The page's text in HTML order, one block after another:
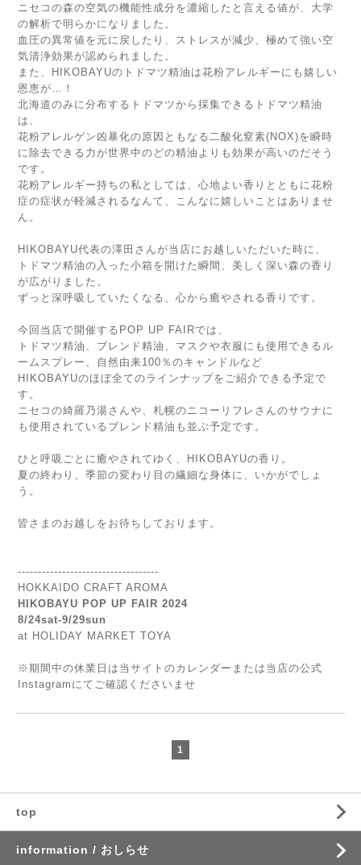
ニセコの森の空気の機能性成分を濃縮したと言える値が、大学
の解析で明らかになりました。
血圧の異常値を元に戻したり、ストレスが減少、極めて強い空
気清浄効果が認められました。
また、HIKOBAYUのトドマツ精油は花粉アレルギーにも嬉しい
恩恵が…！
北海道のみに分布するトドマツから採集できるトドマツ精油
は、
花粉アレルゲン凶暴化の原因ともなる二酸化窒素(NOX)を瞬時
に除去できる力が世界中のどの精油よりも効果が高いのだそう
です。
花粉アレルギー持ちの私としては、心地よい香りとともに花粉
症の症状が軽減されるなんて、こんなに嬉しいことはありませ
ん。
HIKOBAYU代表の澤田さんが当店にお越しいただいた時に、
トドマツ精油の入った小箱を開けた瞬間、美しく深い森の香り
が広がりました。
ずっと深呼吸していたくなる、心から癒やされる香りです。
今回当店で開催するPOP UP FAIRでは、
トドマツ精油、ブレンド精油、マスクや衣服にも使用できるル
ームスプレー、自然由来100％のキャンドルなど
HIKOBAYUのほぼ全てのラインナップをご紹介できる予定で
す。
ニセコの綺羅乃湯さんや、札幌のニコーリフレさんのサウナに
も使用されているブレンド精油も並ぶ予定です。
ひと呼吸ごとに癒やされてゆく、HIKOBAYUの香り。
夏の終わり、季節の変わり目の繊細な身体に、いかがでしょ
う。
皆さまのお越しをお待ちしております。
-----------------------------------
HOKKAIDO CRAFT AROMA
HIKOBAYU POP UP FAIR 2024
8/24sat-9/29sun
at HOLIDAY MARKET TOYA
※期間中の休業日は当サイトのカレンダーまたは当店の公式
Instagramにてご確認くださいませ
1
top
information / おしらせ